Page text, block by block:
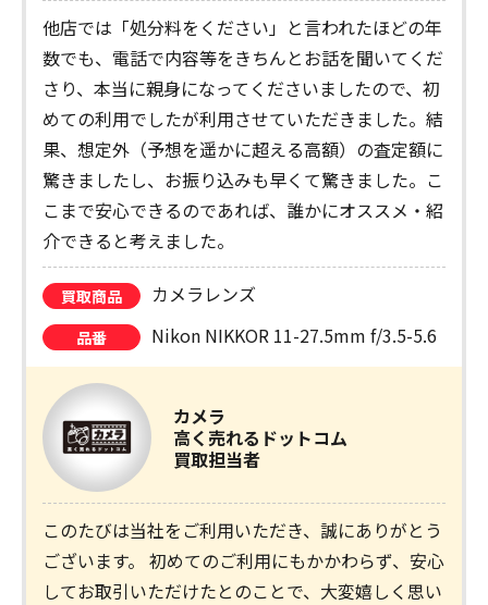
他店では「処分料をください」と言われたほどの年
数でも、電話で内容等をきちんとお話を聞いてくだ
さり、本当に親身になってくださいましたので、初
めての利用でしたが利用させていただきました。結
果、想定外（予想を遥かに超える高額）の査定額に
驚きましたし、お振り込みも早くて驚きました。こ
こまで安心できるのであれば、誰かにオススメ・紹
介できると考えました。
買取商品 カメラレンズ
品番 Nikon NIKKOR 11-27.5mm f/3.5-5.6
カメラ
高く売れるドットコム
買取担当者
このたびは当社をご利用いただき、誠にありがとう
ございます。 初めてのご利用にもかかわらず、安心
してお取引いただけたとのことで、大変嬉しく思い